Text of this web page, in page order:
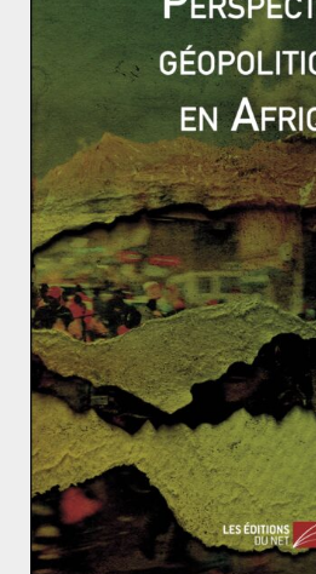
Emirats Arabes Unis qui sont les
1.17% de leur PIB consacré à
consacrant 0.36% de son PIB).
(monarchies du Golfe, BRICS,
désormais massivement ce
internationales. On constate
critiques sur son efficacité,
des Etats dans le but de se
leurs intérêts économiques et
Lenovo, reflet des mutations
ne
Syrie: la position russe et ses